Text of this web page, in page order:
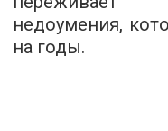
недоумения,
на годы.